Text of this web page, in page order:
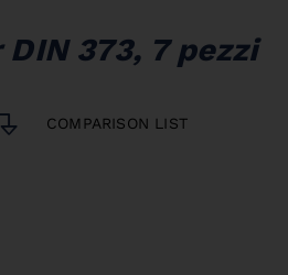
373, 7 pezzi
COMPARISON LIST